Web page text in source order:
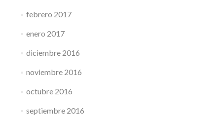
febrero 2017
enero 2017
diciembre 2016
noviembre 2016
octubre 2016
septiembre 2016